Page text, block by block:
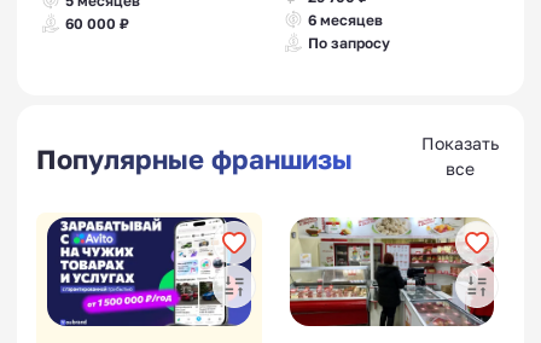
60 000 ₽
6 месяцев
По запросу
Популярные франшизы
Показать
все